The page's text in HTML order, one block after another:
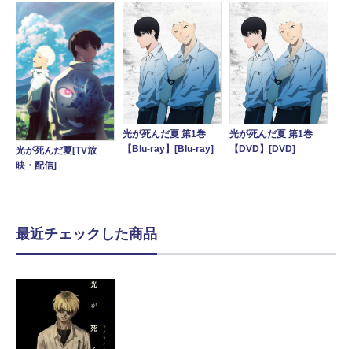
光が死んだ夏[TV放
映・配信]
光が死んだ夏 第1巻
【Blu-ray】[Blu-ray]
光が死んだ夏 第1巻
【DVD】[DVD]
最近チェックした商品